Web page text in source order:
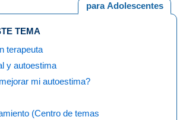
para Adolescentes
TEMA
terapeuta
y autoestima
mi autoestima?
(Centro de temas